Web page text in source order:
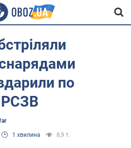
по
РСЗВ
1 хвилина 8,9 т.